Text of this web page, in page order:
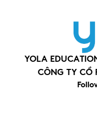
YOLA
CÔNG TY CỔ